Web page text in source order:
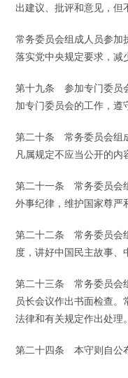
出建议、批评和意见，但
常务委员会组成人员参加
落实党中央规定要求，减
第十九条 参加专门委员
加专门委员会的工作，遵
第二十条 常务委员会组
凡属规定不应当公开的内
第二十一条 常务委员会
外事纪律，维护国家尊严
第二十二条 常务委员会
度，讲好中国民主故事、
第二十三条 常务委员会
员长会议作出书面检查
法律和有关规定作出处理。
第二十四条 本守则自公